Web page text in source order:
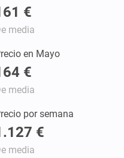
€
media
en Mayo
€
media
por semana
€
media